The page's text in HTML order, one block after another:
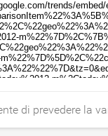
di prevedere la